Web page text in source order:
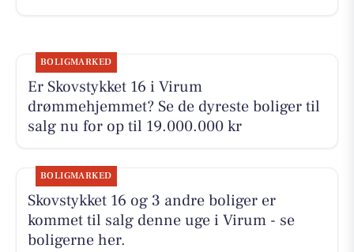
BOLIGMARKED
Er Skovstykket 16 i Virum
drømmehjemmet? Se de dyreste boliger til
salg nu for op til 19.000.000 kr
BOLIGMARKED
Skovstykket 16 og 3 andre boliger er
kommet til salg denne uge i Virum - se
boligerne her.